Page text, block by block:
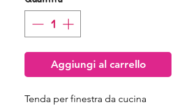
Aggiungi al carrello
Tenda per finestra da cucina